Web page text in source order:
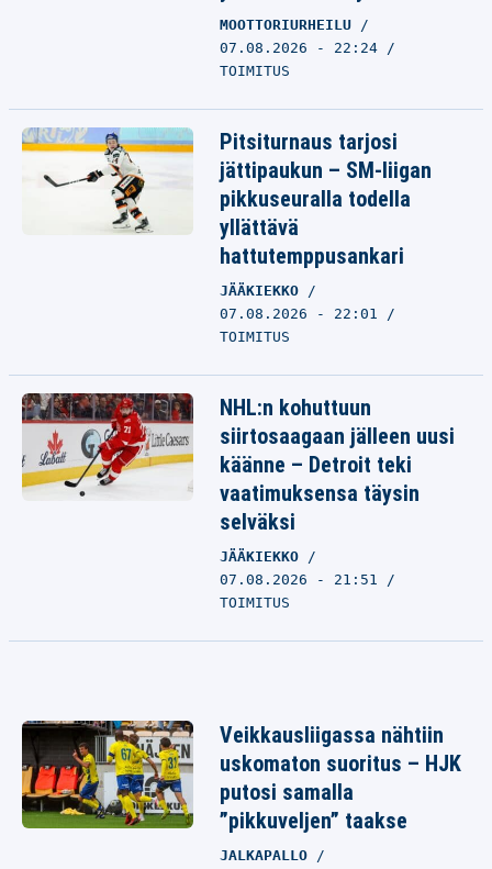
MOOTTORIURHEILU
07.08.2026 - 22:24
TOIMITUS
Pitsiturnaus tarjosi
jättipaukun – SM-liigan
pikkuseuralla todella
yllättävä
hattutemppusankari
JÄÄKIEKKO
07.08.2026 - 22:01
TOIMITUS
NHL:n kohuttuun
siirtosaagaan jälleen uusi
käänne – Detroit teki
vaatimuksensa täysin
selväksi
JÄÄKIEKKO
07.08.2026 - 21:51
TOIMITUS
Veikkausliigassa nähtiin
uskomaton suoritus – HJK
putosi samalla
”pikkuveljen” taakse
JALKAPALLO